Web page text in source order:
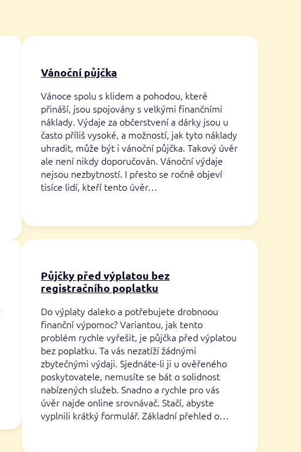
Vánoční půjčka
Vánoce spolu s klidem a pohodou, které
přináší, jsou spojovány s velkými finančními
náklady. Výdaje za občerstvení a dárky jsou u
často příliš vysoké, a možností, jak tyto náklady
uhradit, může být i vánoční půjčka. Takový úvěr
ale není nikdy doporučován. Vánoční výdaje
nejsou nezbytností. I přesto se ročně objeví
tisíce lidí, kteří tento úvěr…
Půjčky před výplatou bez
registračního poplatku
Do výplaty daleko a potřebujete drobnoou
finanční výpomoc? Variantou, jak tento
problém rychle vyřešit, je půjčka před výplatou
bez poplatku. Ta vás nezatíží žádnými
zbytečnými výdaji. Sjednáte-li ji u ověřeného
poskytovatele, nemusíte se bát o solidnost
nabízených služeb. Snadno a rychle pro vás
úvěr najde online srovnávač. Stačí, abyste
vyplnili krátký formulář. Základní přehled o…